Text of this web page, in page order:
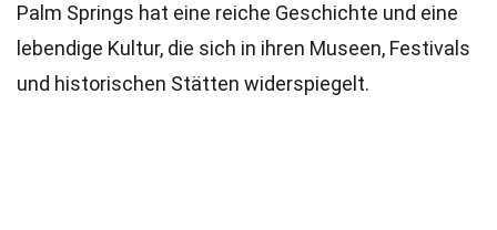
Palm Springs hat eine reiche Geschichte und eine
lebendige Kultur, die sich in ihren Museen, Festivals
und historischen Stätten widerspiegelt.